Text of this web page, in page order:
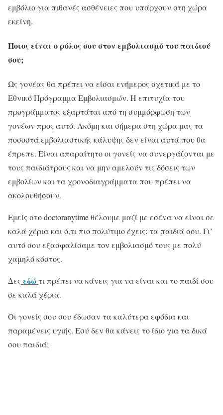
εμβόλιο για πιθανές ασθένειες που υπάρχουν στη χώρα
εκείνη.
Ποιος είναι ο ρόλος σου στον εμβολιασμό του παιδιού
σου;
Ως γονέας θα πρέπει να είσαι ενήμερος σχετικά με το
Εθνικό Πρόγραμμα Εμβολιασμών. Η επιτυχία του
προγράμματος εξαρτάται από τη συμμόρφωση των
γονέων προς αυτό. Ακόμη και σήμερα στη χώρα μας τα
ποσοστά εμβολιαστικής κάλυψης δεν είναι αυτά που θα
έπρεπε. Είναι απαραίτητο οι γονείς να συνεργάζονται με
τους παιδιάτρους και να μην αμελούν τις δόσεις των
εμβολίων και τα χρονοδιαγράμματα που πρέπει να
ακολουθήσουν.
Εμείς στο doctoranytime θέλουμε μαζί με εσένα να είναι σε
καλά χέρια και ό,τι πιο πολύτιμο έχεις: τα παιδιά σου. Γι’
αυτό σου εξασφαλίσαμε τον εμβολιασμό τους με πολύ
χαμηλό κόστος.
Δες εδώτιπρέπει να κάνεις για να είναι και το παιδί σου
σε καλά χέρια.
Οι γονείς σου σου έδωσαν τα καλύτερα εφόδια και
παραμένεις υγιής. Εσύ δεν θα κάνεις το ίδιο για τα δικά
σου παιδιά;